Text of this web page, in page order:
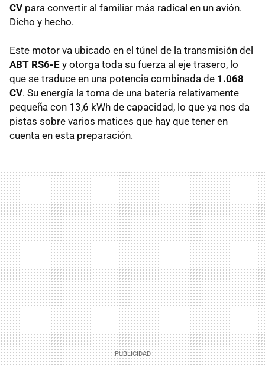
CV para convertir al familiar más radical en un avión.
Dicho y hecho.
Este motor va ubicado en el túnel de la transmisión del
ABT RS6-E y otorga toda su fuerza al eje trasero, lo
que se traduce en una potencia combinada de 1.068
CV. Su energía la toma de una batería relativamente
pequeña con 13,6 kWh de capacidad, lo que ya nos da
pistas sobre varios matices que hay que tener en
cuenta en esta preparación.